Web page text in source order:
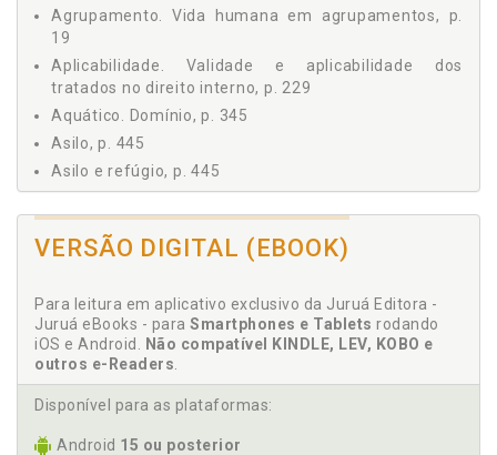
Capítulo VI ‒ PRINCÍPIOS GERAIS DO DIREITO
INTERNACIONAL, p. 119
Capítulo VII ‒ COSTUMES INTERNACIONAIS, p. 131
Capítulo VIII ‒ ATOS UNILATERAIS, p. 137
Capítulo IX ‒ ATOS DAS ORGANIZAÇÕES INTERNACIONAIS,
p. 145
Capítulo X ‒ TRATADOS INTERNACIONAIS: INTRODUÇÃO, p.
161
10.1 CONCEITO, p. 161
10.2 TERMINOLOGIA, p. 166
10.3 CLASSIFICAÇÃO, p. 168
TEXTO, p. 177
11.1 COMPETÊNCIA NEGOCIAL, p. 177
11.2 CONCLUSÃO DOS TRATADOS: ADOÇÃO E
AUTENTICAÇÃO, p. 180
p. 185
12.1 ASSINATURA, p. 186
Agrupamento. Vida humana em agrupamentos, p.
19
Aplicabilidade. Validade e aplicabilidade dos
tratados no direito interno, p. 229
Aquático. Domínio, p. 345
Asilo, p. 445
Asilo e refúgio, p. 445
Estrutura, p. 475
Assinatura, p. 186
Atos unilaterais, p. 137
Atribuição da nacionalidade pela adoção, p. 383
B
do conceito de território, p. 354
VERSÃO DIGITAL (EBOOK)
Para leitura em aplicativo exclusivo da Juruá Editora -
Juruá eBooks - para Smartphones e Tablets rodando
iOS e Android. Não compatível KINDLE, LEV, KOBO e
outros e-Readers.
Disponível para as plataformas:
Android 15 ou posterior